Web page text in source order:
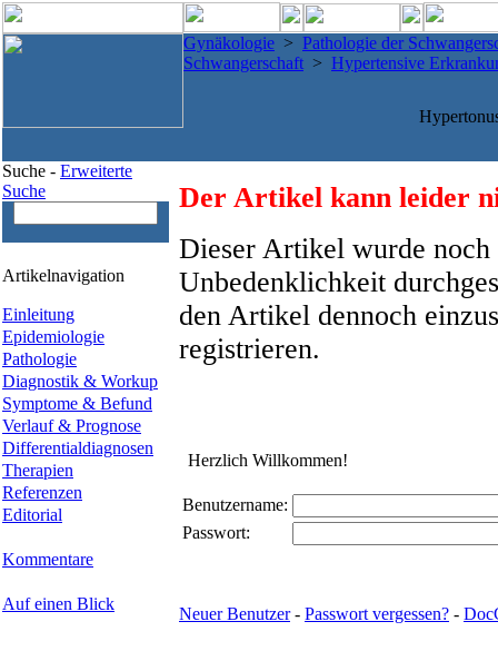
Gynäkologie > Pathologie der
Schwangerschaft > Hypertensive
Suche - Erweiterte
Suche
Artikelnavigation
Einleitung
Epidemiologie
Pathologie
Diagnostik & Workup
Symptome & Befund
Verlauf & Prognose
Differentialdiagnosen
Therapien
Referenzen
Editorial
Kommentare
Auf einen Blick
Der Artikel kann leider
Dieser Artikel wurde
Unbedenklichkeit
den Artikel dennoch
registrieren.
Herzlich Willkommen!
Benutzername:
Passwort:
Neuer Benutzer- Passwort vergessen? -